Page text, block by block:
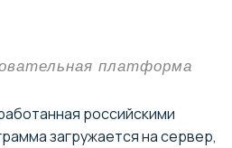
платформа
российскими
загружается на сервер,